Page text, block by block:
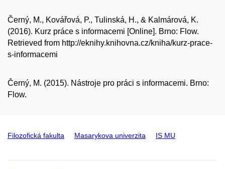
Černý, M., Kovářová, P., Tulinská, H., & Kalmárová, K.
(2016). Kurz práce s informacemi [Online]. Brno: Flow.
Retrieved from http://eknihy.knihovna.cz/kniha/kurz-prace-
s-informacemi
Černý, M. (2015). Nástroje pro práci s informacemi. Brno:
Flow.
Filozofická fakulta Masarykova univerzita IS MU